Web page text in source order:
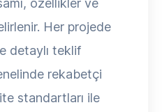
özellikler ve
Her projede
detaylı teklif
rekabetçi
standartları ile